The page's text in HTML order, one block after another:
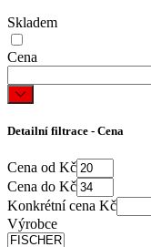
Skladem
Cena
Detailní filtrace - Cena
Cena od Kč
Cena do Kč
Konkrétní cena Kč
Výrobce